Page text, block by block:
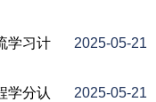
学习计
2025-05-21
学分认
2025-05-21